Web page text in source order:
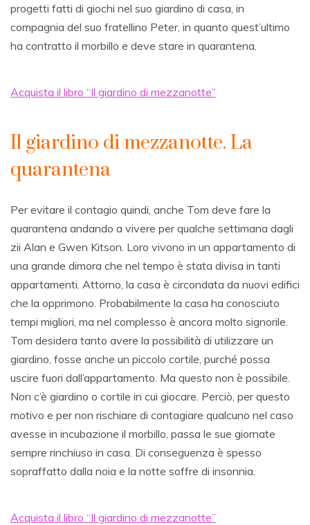
progetti fatti di giochi nel suo giardino di casa, in
compagnia del suo fratellino Peter, in quanto quest’ultimo
ha contratto il morbillo e deve stare in quarantena.
Acquista il libro “Il giardino di mezzanotte”
Il giardino di mezzanotte. La
quarantena
Per evitare il contagio quindi, anche Tom deve fare la
quarantena andando a vivere per qualche settimana dagli
zii Alan e Gwen Kitson. Loro vivono in un appartamento di
una grande dimora che nel tempo è stata divisa in tanti
appartamenti. Attorno, la casa è circondata da nuovi edifici
che la opprimono. Probabilmente la casa ha conosciuto
tempi migliori, ma nel complesso è ancora molto signorile.
Tom desidera tanto avere la possibilità di utilizzare un
giardino, fosse anche un piccolo cortile, purché possa
uscire fuori dall’appartamento. Ma questo non è possibile.
Non c’è giardino o cortile in cui giocare. Perciò, per questo
motivo e per non rischiare di contagiare qualcuno nel caso
avesse in incubazione il morbillo, passa le sue giornate
sempre rinchiuso in casa. Di conseguenza è spesso
sopraffatto dalla noia e la notte soffre di insonnia.
Acquista il libro “Il giardino di mezzanotte”